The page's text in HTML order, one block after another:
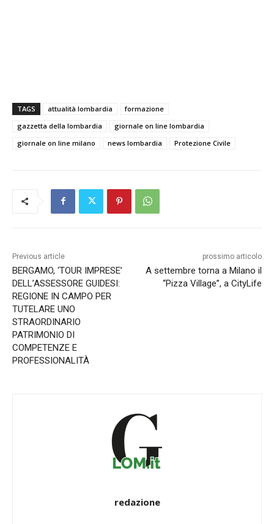
TAGS attualità lombardia
formazione
gazzetta della lombardia
giornale on line lombardia
giornale on line milano
news lombardia Protezione Civile
Previous article
BERGAMO, ‘TOUR IMPRESE’
DELL’ASSESSORE GUIDESI:
REGIONE IN CAMPO PER
TUTELARE UNO
STRAORDINARIO
PATRIMONIO DI
COMPETENZE E
PROFESSIONALITÀ
prossimo articolo
A settembre torna a Milano il
“Pizza Village”, a CityLife
redazione